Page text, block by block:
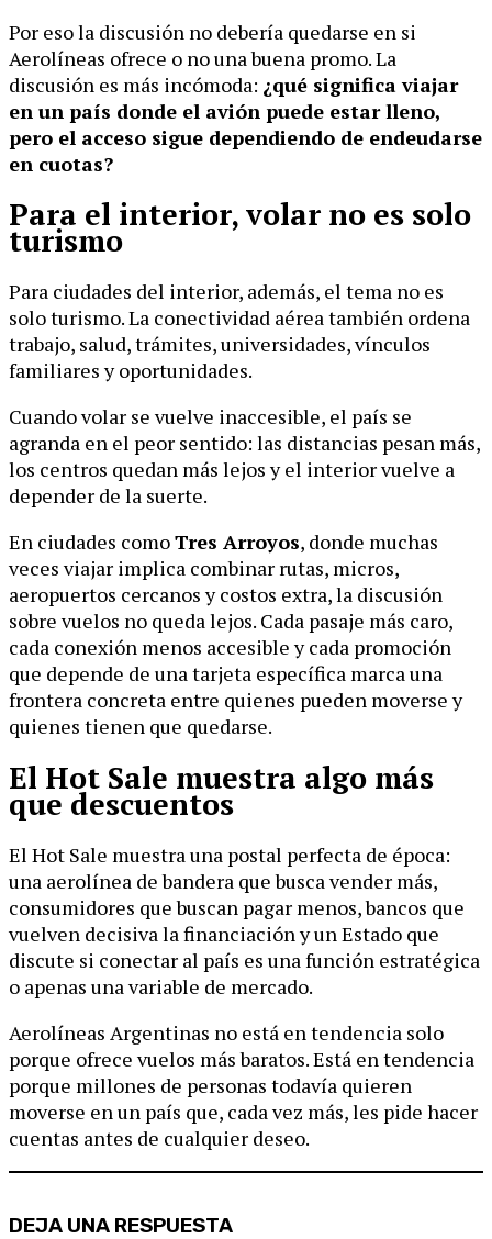
Por eso la discusión no debería quedarse en si
Aerolíneas ofrece o no una buena promo. La
discusión es más incómoda: ¿qué significa viajar
en un país donde el avión puede estar lleno,
pero el acceso sigue dependiendo de endeudarse
en cuotas?
Para el interior, volar no es solo
turismo
Para ciudades del interior, además, el tema no es
solo turismo. La conectividad aérea también ordena
trabajo, salud, trámites, universidades, vínculos
familiares y oportunidades.
Cuando volar se vuelve inaccesible, el país se
agranda en el peor sentido: las distancias pesan más,
los centros quedan más lejos y el interior vuelve a
depender de la suerte.
En ciudades comoTres Arroyos, donde muchas
veces viajar implica combinar rutas, micros,
aeropuertos cercanos y costos extra, la discusión
sobre vuelos no queda lejos. Cada pasaje más caro,
cada conexión menos accesible y cada promoción
que depende de una tarjeta específica marca una
frontera concreta entre quienes pueden moverse y
quienes tienen que quedarse.
El Hot Sale muestra algo más
que descuentos
El Hot Sale muestra una postal perfecta de época:
una aerolínea de bandera que busca vender más,
consumidores que buscan pagar menos, bancos que
vuelven decisiva la financiación y un Estado que
discute si conectar al país es una función estratégica
o apenas una variable de mercado.
Aerolíneas Argentinas no está en tendencia solo
porque ofrece vuelos más baratos. Está en tendencia
porque millones de personas todavía quieren
moverse en un país que, cada vez más, les pide hacer
cuentas antes de cualquier deseo.
DEJA UNA RESPUESTA